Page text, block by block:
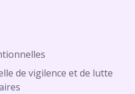
de vigilence et de lutte